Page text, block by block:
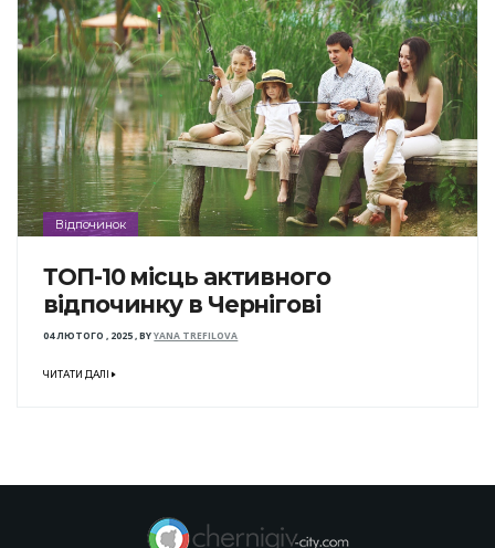
Відпочинок
ТОП-10 місць активного
відпочинку в Чернігові
04 ЛЮТОГО , 2025,BYYANA TREFILOVA
ЧИТАТИ ДАЛІ